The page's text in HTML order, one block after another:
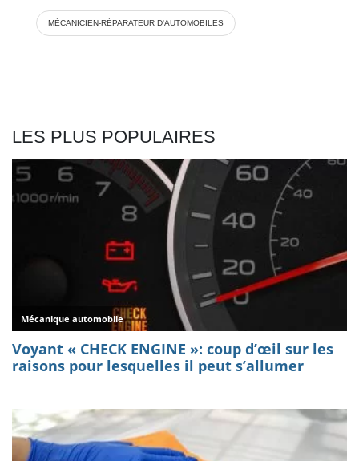
MÉCANICIEN-RÉPARATEUR D'AUTOMOBILES
LES PLUS POPULAIRES